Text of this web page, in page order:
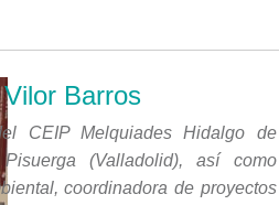
Barros
CEIP Melquiades Hidalgo de
(Valladolid), así como
coordinadora de proyectos